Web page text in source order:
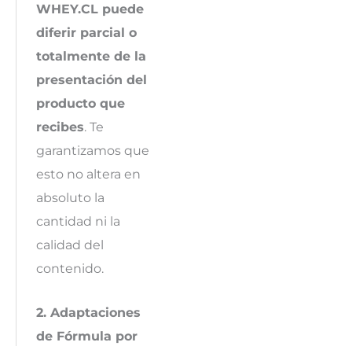
WHEY.CL puede
diferir parcial o
totalmente de la
presentación del
producto que
recibes. Te
garantizamos que
esto no altera en
absoluto la
cantidad ni la
calidad del
contenido.
2. Adaptaciones
de Fórmula por